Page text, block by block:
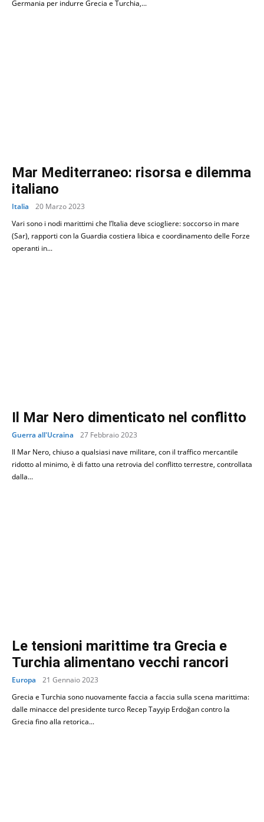
Germania per indurre Grecia e Turchia,...
Mar Mediterraneo: risorsa e dilemma
italiano
Italia
20 Marzo 2023
Vari sono i nodi marittimi che l’Italia deve sciogliere: soccorso in mare
(Sar), rapporti con la Guardia costiera libica e coordinamento delle Forze
operanti in...
Il Mar Nero dimenticato nel conflitto
Guerra all'Ucraina
27 Febbraio 2023
Il Mar Nero, chiuso a qualsiasi nave militare, con il traffico mercantile
ridotto al minimo, è di fatto una retrovia del conflitto terrestre, controllata
dalla...
Le tensioni marittime tra Grecia e
Turchia alimentano vecchi rancori
Europa
21 Gennaio 2023
Grecia e Turchia sono nuovamente faccia a faccia sulla scena marittima:
dalle minacce del presidente turco Recep Tayyip Erdoğan contro la
Grecia fino alla retorica...